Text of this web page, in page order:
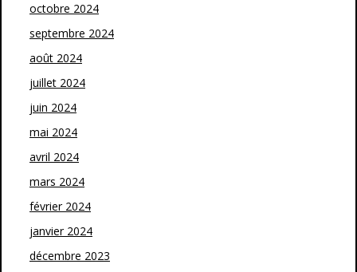
octobre 2024
septembre 2024
août 2024
juillet 2024
juin 2024
mai 2024
avril 2024
mars 2024
février 2024
janvier 2024
décembre 2023